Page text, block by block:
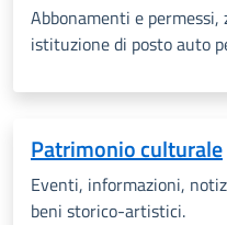
Abbonamenti e
istituzione di posto auto
Patrimonio culturale
Eventi, informazioni,
beni storico-artistici.